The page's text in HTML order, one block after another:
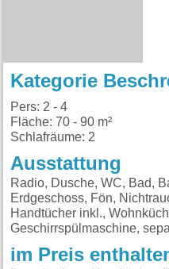
Kategorie
Pers: 2 - 4
Fläche: 70 - 90 m²
Schlafräume: 2
Ausstattung
Radio, Dusche, WC, Bad,
Erdgeschoss, Fön,
Handtücher inkl.,
Geschirrspülmaschine,
im Preis